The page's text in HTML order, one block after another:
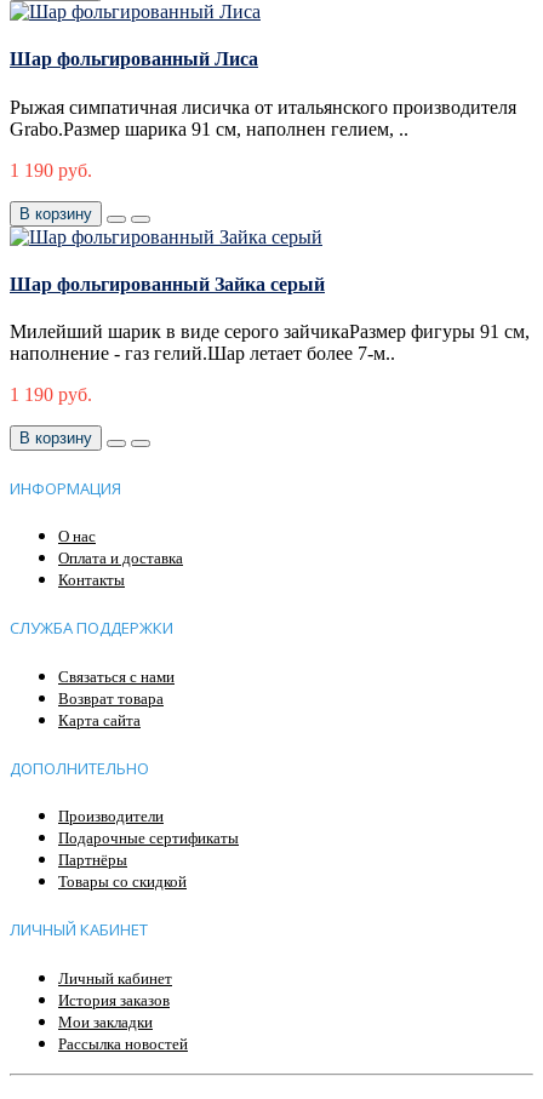
Шар фольгированный Лиса
Рыжая симпатичная лисичка от итальянского производителя
Grabo.Размер шарика 91 см, наполнен гелием, ..
1 190 руб.
В корзину
Шар фольгированный Зайка серый
Милейший шарик в виде серого зайчикаРазмер фигуры 91 см,
наполнение - газ гелий.Шар летает более 7-м..
1 190 руб.
В корзину
ИНФОРМАЦИЯ
О нас
Оплата и доставка
Контакты
СЛУЖБА ПОДДЕРЖКИ
Связаться с нами
Возврат товара
Карта сайта
ДОПОЛНИТЕЛЬНО
Производители
Подарочные сертификаты
Партнёры
Товары со скидкой
ЛИЧНЫЙ КАБИНЕТ
Личный кабинет
История заказов
Мои закладки
Рассылка новостей